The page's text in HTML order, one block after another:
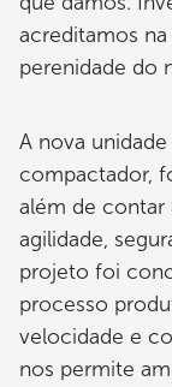
acreditamos
perenidade do
A nova
compactador,
além de contar
agilidade,
projeto foi
processo
velocidade e
nos permite